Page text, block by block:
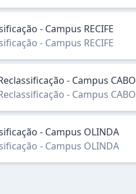
- Campus RECIFE
- Campus RECIFE
- Campus CABO
- Campus CABO
- Campus OLINDA
- Campus OLINDA